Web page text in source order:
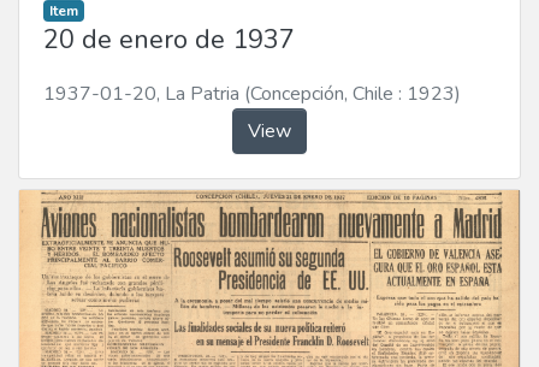
Item
20 de enero de 1937
1937-01-20, La Patria (Concepción, Chile : 1923)
View